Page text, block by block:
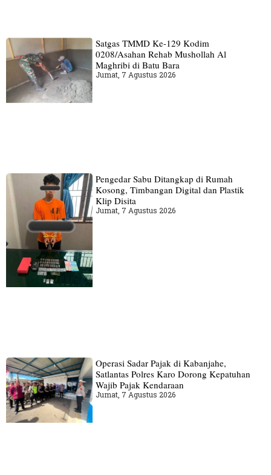
Satgas TMMD Ke-129 Kodim
0208/Asahan Rehab Mushollah Al
Maghribi di Batu Bara
Jumat, 7 Agustus 2026
Pengedar Sabu Ditangkap di Rumah
Kosong, Timbangan Digital dan Plastik
Klip Disita
Jumat, 7 Agustus 2026
Operasi Sadar Pajak di Kabanjahe,
Satlantas Polres Karo Dorong Kepatuhan
Wajib Pajak Kendaraan
Jumat, 7 Agustus 2026